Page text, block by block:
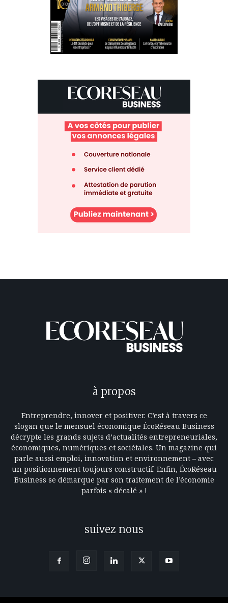
à propos
Entreprendre, innover et positiver. C’est à travers ce
slogan que le mensuel économique ÉcoRéseau Business
décrypte les grands sujets d’actualités entrepreneuriales,
économiques, numériques et sociétales. Un magazine qui
parle aussi emploi, innovation et environnement – avec
un positionnement toujours constructif. Enfin, ÉcoRéseau
Business se démarque par son traitement de l’économie
parfois « décalé » !
suivez nous